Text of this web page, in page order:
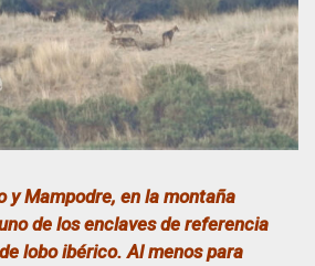
y Mampodre, en la montaña
de los enclaves de referencia
lobo ibérico. Al menos para